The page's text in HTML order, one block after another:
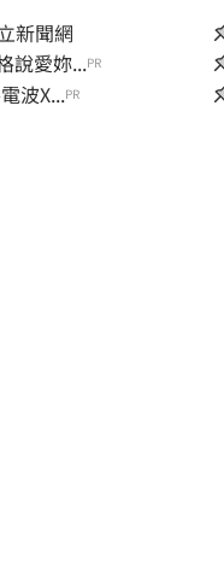
新聞網
說愛妳...PR
波X...PR